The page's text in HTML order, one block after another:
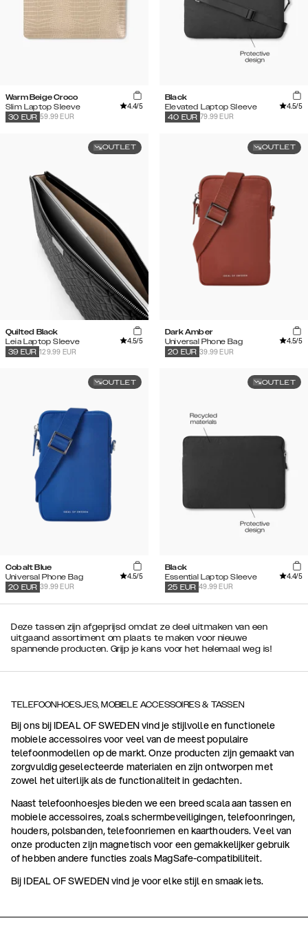
Warm Beige Croco
Slim Laptop Sleeve
4.4/5
59.99 EUR
30 EUR
Black
Elevated Laptop Sleeve
4.5/5
79.99 EUR
40 EUR
OUTLET
Quilted Black
Leia Laptop Sleeve
4.5/5
129.99 EUR
39 EUR
OUTLET
Dark Amber
Universal Phone Bag
4.5/5
39.99 EUR
20 EUR
OUTLET
Cobalt Blue
Universal Phone Bag
4.5/5
39.99 EUR
20 EUR
OUTLET
Black
Essential Laptop Sleeve
4.4/5
49.99 EUR
25 EUR
Deze tassen zijn afgeprijsd omdat ze deel uitmaken van een
uitgaand assortiment om plaats te maken voor nieuwe
spannende producten. Grijp je kans voor het helemaal weg is!
TELEFOONHOESJES, MOBIELE ACCESSOIRES & TASSEN
Bij ons bij IDEAL OF SWEDEN vind je stijlvolle en functionele
mobiele accessoires voor veel van de meest populaire
telefoonmodellen op de markt. Onze producten zijn gemaakt van
zorgvuldig geselecteerde materialen en zijn ontworpen met
zowel het uiterlijk als de functionaliteit in gedachten.
Naast telefoonhoesjes bieden we een breed scala aan tassen en
mobiele accessoires, zoals schermbeveiligingen, telefoonringen,
houders, polsbanden, telefoonriemen en kaarthouders. Veel van
onze producten zijn magnetisch voor een gemakkelijker gebruik
of hebben andere functies zoals MagSafe-compatibiliteit.
Bij IDEAL OF SWEDEN vind je voor elke stijl en smaak iets.